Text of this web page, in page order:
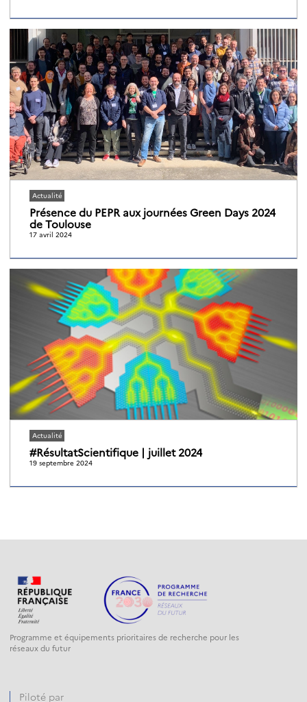
Actualité
Présence du PEPR aux journées Green Days 2024
de Toulouse
17 avril 2024
Actualité
#RésultatScientifique | juillet 2024
19 septembre 2024
Programme et équipements prioritaires de recherche pour les
réseaux du futur
Piloté par